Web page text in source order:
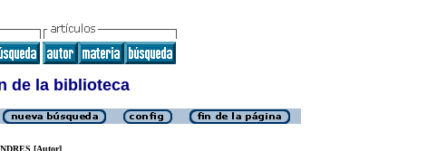
de la biblioteca
[Autor]